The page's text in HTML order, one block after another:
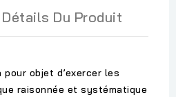
Détails Du Produit
objet d’exercer les
raisonnée et systématique